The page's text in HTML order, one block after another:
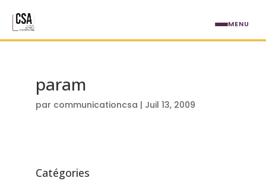
param
par communicationcsa | Juil 13, 2009
Catégories
MENU